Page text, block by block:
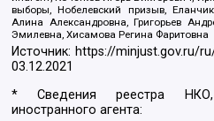
выборы, Нобелевский призыв,
Алина Александровна, Григорьев
Эмилевна, Хисамова Регина Фаритовна
Источник: https://minjust.gov.ru/
03.12.2021
* Сведения реестра
иностранного агента: